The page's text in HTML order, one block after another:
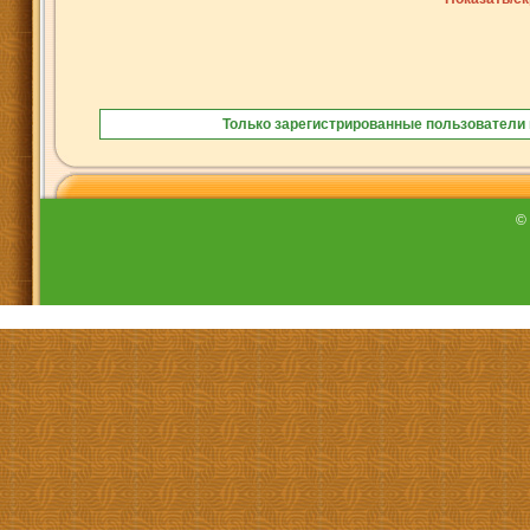
Только зарегистрированные
©